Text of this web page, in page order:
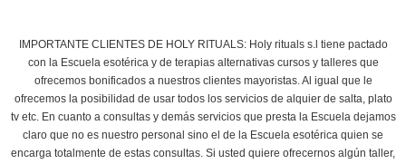
IMPORTANTE CLIENTES DE HOLY RITUALS: Holy rituals s.l tiene pactado
con la Escuela esotérica y de terapias alternativas cursos y talleres que
ofrecemos bonificados a nuestros clientes mayoristas. Al igual que le
ofrecemos la posibilidad de usar todos los servicios de alquier de salta, plato
tv etc. En cuanto a consultas y demás servicios que presta la Escuela dejamos
claro que no es nuestro personal sino el de la Escuela esotérica quien se
encarga totalmente de estas consultas. Si usted quiere ofrecernos algún taller,